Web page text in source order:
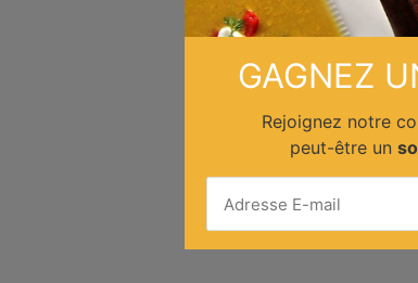
GAGNEZ
Rejoignez notre
peut-être un